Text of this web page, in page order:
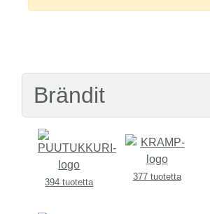
Brändit
394 tuotetta
377 tuotetta